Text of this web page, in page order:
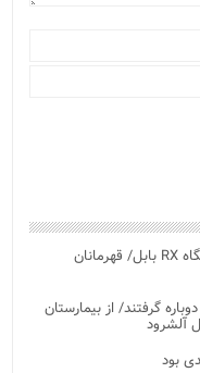
رقابت نفسگیر ۲۰ ورزشکار حرفه ای در باشگاه RX بابل/ قهرمانان
گرفتند/ از بیمارستان
آلشرود